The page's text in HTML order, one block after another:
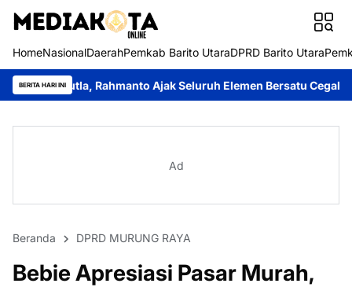
HomeNasionalDaerahPemkab Barito UtaraDPRD Barito Utara
BERITA HARI INIAjak Seluruh Elemen Bersatu Cegah Bencana
Ad
Beranda DPRD MURUNG RAYA
Bebie Apresiasi Pasar Murah,